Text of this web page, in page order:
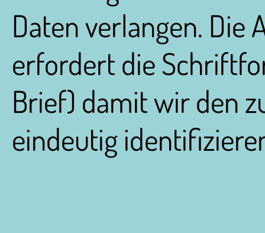
Daten verlangen. Die
erfordert die
Brief) damit wir den
eindeutig